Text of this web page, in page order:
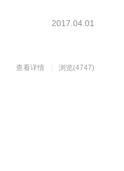
2017.04.01
查看详情 浏览(4747)